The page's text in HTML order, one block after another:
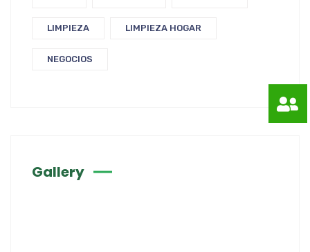
LIMPIEZA LIMPIEZA HOGAR
NEGOCIOS
Gallery